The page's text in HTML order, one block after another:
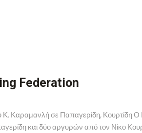
Federation
Καραμανλή σε Παπαγερίδη, Κουρτίδη
και δύο αργυρών από τον Νίκο